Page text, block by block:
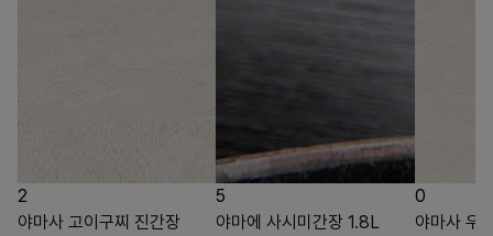
2
야마사 고이구찌 진간장
5
야마에 사시미간장 1.8L
0
야마사 우